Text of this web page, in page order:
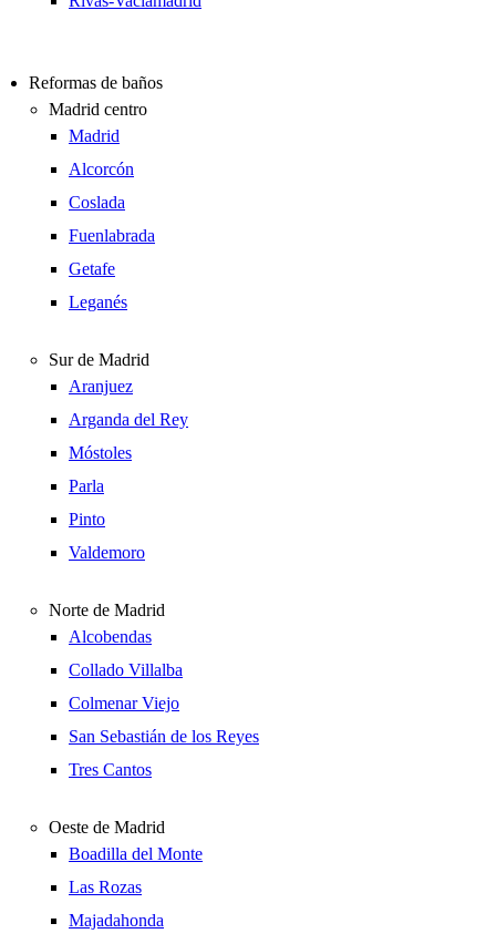
Reformas de baños
Madrid centro
Madrid
Alcorcón
Coslada
Fuenlabrada
Getafe
Leganés
Sur de Madrid
Aranjuez
Arganda del Rey
Móstoles
Parla
Pinto
Valdemoro
Norte de Madrid
Alcobendas
Collado Villalba
Colmenar Viejo
San Sebastián de los Reyes
Tres Cantos
Oeste de Madrid
Boadilla del Monte
Las Rozas
Majadahonda